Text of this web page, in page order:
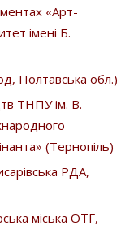
«Арт-
імені Б.
Полтавська обл.)
ТНПУ ім. В.
(Тернопіль)
РДА,
міська ОТГ,